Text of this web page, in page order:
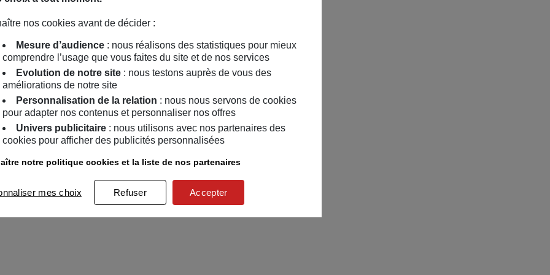
nos cookies avant de décider :
Mesure d’audience : nous réalisons des statistiques pour mieux
comprendre l’usage que vous faites du site et de nos services
Evolution de notre site : nous testons auprès de vous des
améliorations de notre site
Personnalisation de la relation : nous nous servons de cookies
pour adapter nos contenus et personnaliser nos offres
Univers publicitaire : nous utilisons avec nos partenaires des
cookies pour afficher des publicités personnalisées
notre politique cookies et la liste de nos partenaires
mes choix Refuser Accepter